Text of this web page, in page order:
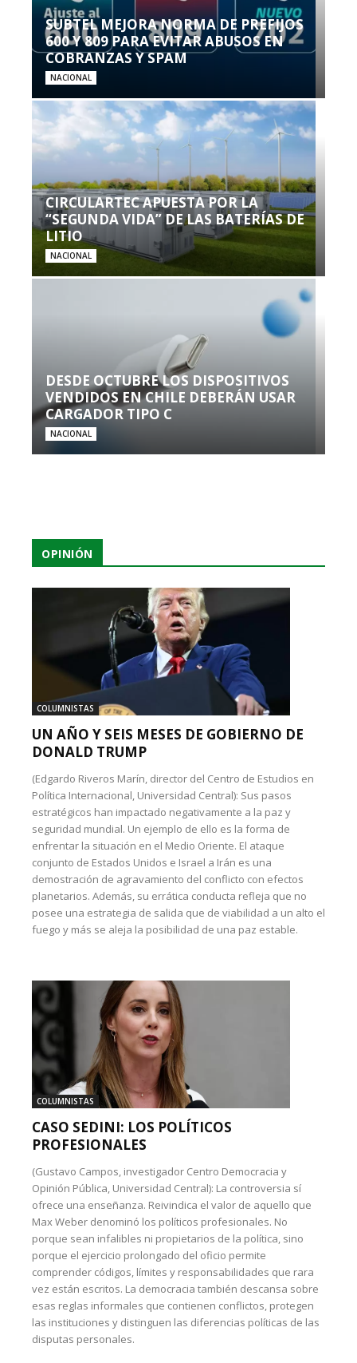
SUBTEL MEJORA NORMA DE PREFIJOS
600 Y 809 PARA EVITAR ABUSOS EN
COBRANZAS Y SPAM
NACIONAL
CIRCULARTEC APUESTA POR LA
“SEGUNDA VIDA” DE LAS BATERÍAS DE
LITIO
NACIONAL
DESDE OCTUBRE LOS DISPOSITIVOS
VENDIDOS EN CHILE DEBERÁN USAR
CARGADOR TIPO C
NACIONAL
OPINIÓN
COLUMNISTAS
UN AÑO Y SEIS MESES DE GOBIERNO DE
DONALD TRUMP
(Edgardo Riveros Marín, director del Centro de Estudios en
Política Internacional, Universidad Central): Sus pasos
estratégicos han impactado negativamente a la paz y
seguridad mundial. Un ejemplo de ello es la forma de
enfrentar la situación en el Medio Oriente. El ataque
conjunto de Estados Unidos e Israel a Irán es una
demostración de agravamiento del conflicto con efectos
planetarios. Además, su errática conducta refleja que no
posee una estrategia de salida que de viabilidad a un alto el
fuego y más se aleja la posibilidad de una paz estable.
COLUMNISTAS
CASO SEDINI: LOS POLÍTICOS
PROFESIONALES
(Gustavo Campos, investigador Centro Democracia y
Opinión Pública, Universidad Central): La controversia sí
ofrece una enseñanza. Reivindica el valor de aquello que
Max Weber denominó los políticos profesionales. No
porque sean infalibles ni propietarios de la política, sino
porque el ejercicio prolongado del oficio permite
comprender códigos, límites y responsabilidades que rara
vez están escritos. La democracia también descansa sobre
esas reglas informales que contienen conflictos, protegen
las instituciones y distinguen las diferencias políticas de las
disputas personales.